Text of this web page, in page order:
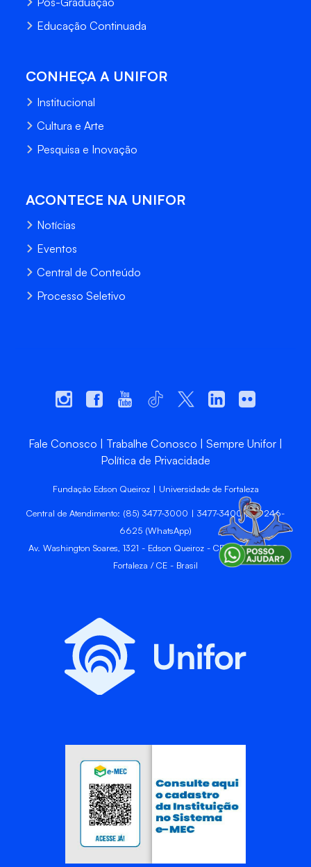
Educação Continuada
CONHEÇA A UNIFOR
Institucional
Cultura e Arte
Pesquisa e Inovação
ACONTECE NA UNIFOR
Notícias
Eventos
Central de Conteúdo
Processo Seletivo
Fale Conosco Trabalhe Conosco
Sempre Unifor
Política de Privacidade
Fundação Edson Queiroz | Universidade de Fortaleza
Central de Atendimento: (85) 3477-3000 | 3477-3400 | 99246-
6625 (WhatsApp)
Av. Washington Soares, 1321 - Edson Queiroz - CEP 60811-905 -
Fortaleza / CE - Brasil